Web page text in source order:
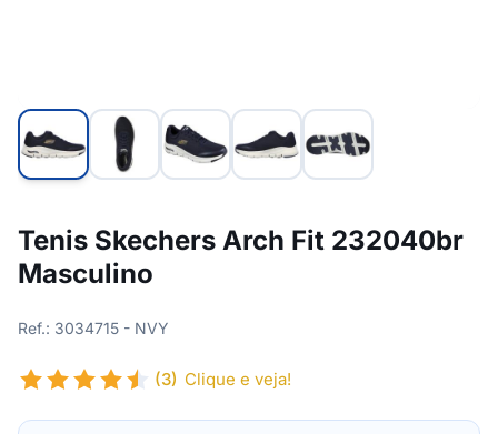
Tenis Skechers Arch Fit 232040br
Masculino
Ref.: 3034715 - NVY
(3) Clique e veja!